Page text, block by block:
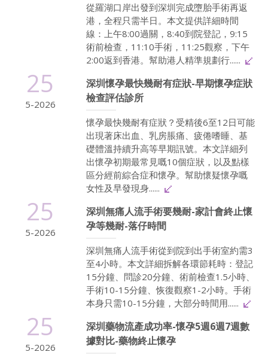
從羅湖口岸出發到深圳完成墮胎手術再返
港，全程只需半日。本文提供詳細時間
線：上午8:00過關，8:40到院登記，9:15
術前檢查，11:10手術，11:25觀察，下午
2:00返到香港。幫助港人精準規劃行......
25
5-2026
深圳懷孕最快幾耐有症狀-早期懷孕症狀
檢查評估診所
懷孕最快幾耐有症狀？受精後6至12日可能
出現著床出血、乳房脹痛、疲倦嗜睡、基
礎體溫持續升高等早期訊號。本文詳細列
出懷孕初期最常見嘅10個症狀，以及點樣
區分經前綜合症和懷孕。幫助懷疑懷孕嘅
女性及早發現身......
25
5-2026
深圳無痛人流手術要幾耐-家計會終止懷
孕等幾耐-落仔時間
深圳無痛人流手術從到院到出手術室約需3
至4小時。本文詳細拆解各環節耗時：登記
15分鐘、問診20分鐘、術前檢查1.5小時、
手術10-15分鐘、恢復觀察1-2小時。手術
本身只需10-15分鐘，大部分時間用......
25
5-2026
深圳藥物流產成功率-懷孕5週6週7週數
據對比-藥物終止懷孕